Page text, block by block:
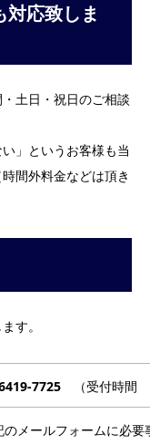
対応致しま
土日・祝日のご相談
」というお客様も当
間外料金などは頂き
す。
7725 （受付時間
のメールフォームに必